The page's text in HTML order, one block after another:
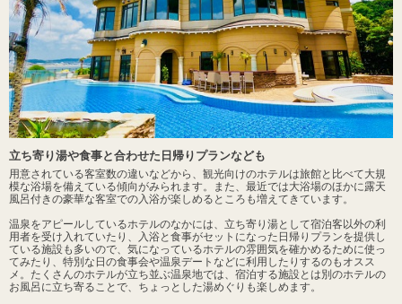
立ち寄り湯や食事と合わせた日帰りプランなども
用意されている客室数の違いなどから、観光向けのホテルは旅館と比べて大規
模な浴場を備えている傾向がみられます。また、最近では大浴場のほかに露天
風呂付きの豪華な客室での入浴が楽しめるところも増えてきています。
温泉をアピールしているホテルのなかには、立ち寄り湯として宿泊客以外の利
用者を受け入れていたり、入浴と食事がセットになった日帰りプランを提供し
ている施設も多いので、気になっているホテルの雰囲気を確かめるために使っ
てみたり、特別な日の食事会や温泉デートなどに利用したりするのもオスス
メ。たくさんのホテルが立ち並ぶ温泉地では、宿泊する施設とは別のホテルの
お風呂に立ち寄ることで、ちょっとした湯めぐりも楽しめます。